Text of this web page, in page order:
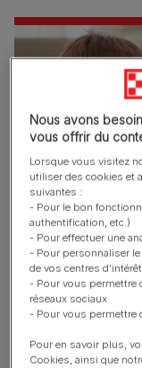
C’est
chatons
repères chez
facilement de
Nous avons
vous offrir du
Lorsque vous visitez
utiliser des cookies et
suivantes :
- Pour le bon
authentification, etc.)
- Pour effectuer une
- Pour personnaliser
de vos centres d'intérêt
- Pour vous permettre
réseaux sociaux
- Pour vous permettre
Pour en savoir plus,
Cookies, ainsi que